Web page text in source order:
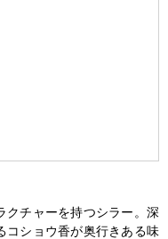
クチャーを持つシラー。深
コショウ香が奥行きある味